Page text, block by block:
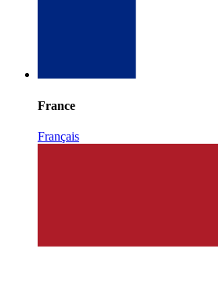
France
Français